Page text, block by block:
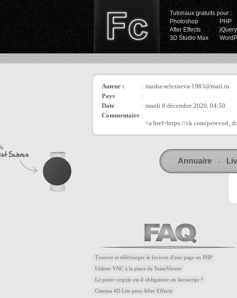
Tutoriaux gratuits pour :
Photoshop
PHP
After Effects
jQuery
3D Studio Max
Auteur : : masha-selezneva-1983@mail.ru
Pays
:
Date
: mardi 8 décembre 2020, 04:50
Commentaire :
<a href=https://vk.com/
Annuaire -
Trouver et télécharger le favicon d'une page en PHP
Utiliser VNC à la place de TeamViewer
Le point virgule est-il obligatoire en Javascript ?
Cinema 4D Lite pour After Effects